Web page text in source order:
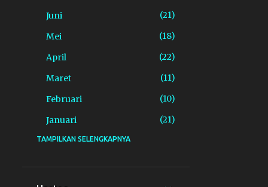
Juni
21
Mei
18
April
22
Maret
11
Februari
10
Januari
21
2025
November
TAMPILKAN SELENGKAPNYA